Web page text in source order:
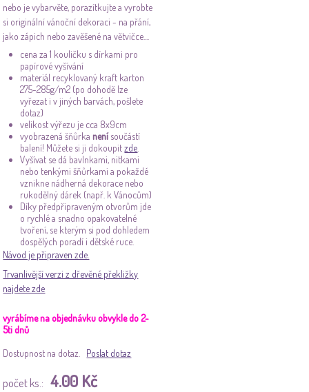
nebo je vybarvěte, porazítkujte a vyrobte
si originální vánoční dekoraci - na přání,
jako zápich nebo zavěšené na větvičce....
cena za 1 kouličku s dírkami pro
papírové vyšívání
materiál recyklovaný kraft karton
275-285g/m2 (po dohodě lze
vyřezat i v jiných barvách, pošlete
dotaz)
velikost výřezu je cca 8x9cm
vyobrazená šňůrkanenísoučástí
balení! Můžete si ji dokoupitzde
Vyšívat se dá bavlnkami, nitkami
nebo tenkými šňůrkami a pokaždé
vznikne nádherná dekorace nebo
rukodělný dárek (např. k Vánocům)
Díky předpřipraveným otvorům jde
o rychlé a snadno opakovatelné
tvoření, se kterým si pod dohledem
dospělých poradí i dětské ruce.
Návod je připraven zde.
Trvanlivější verzi z dřevěné překližky
najdete zde
vyrábíme na objednávku obvykle do 2-
5ti dnů
Dostupnost na dotaz. Poslat dotaz
počet ks.: 4.00 Kč